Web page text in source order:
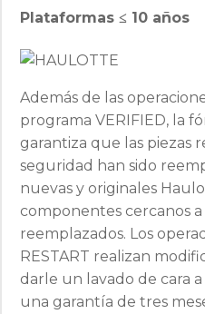
Plataformas ≤ 10 años
Además de las
programa VERIFIED, la
garantiza que las piezas
seguridad han sido
nuevas y originales
componentes cercanos
reemplazados. Los
RESTART realizan
darle un lavado de cara
una garantía de tres